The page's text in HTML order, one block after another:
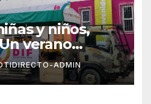
y niños,
verano
Chetumal:
ADMIN